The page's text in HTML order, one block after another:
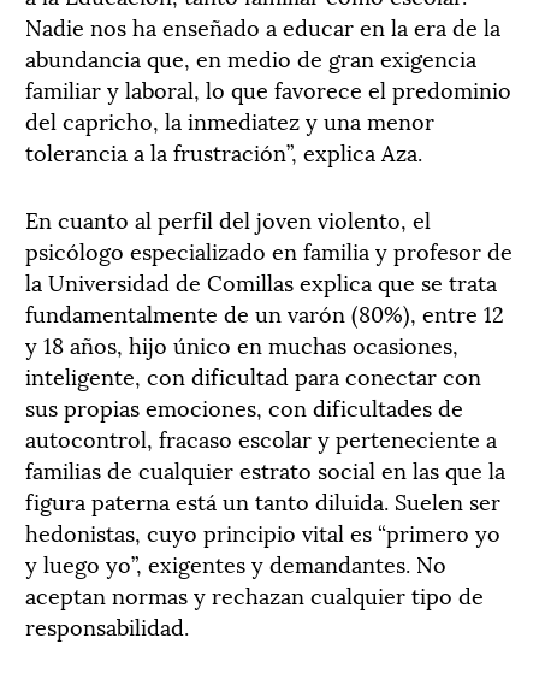
Nadie nos ha enseñado a educar en la era de la
abundancia que, en medio de gran exigencia
familiar y laboral, lo que favorece el predominio
del capricho, la inmediatez y una menor
tolerancia a la frustración”, explica Aza.
En cuanto al perfil del joven violento, el
psicólogo especializado en familia y profesor de
la Universidad de Comillas explica que se trata
fundamentalmente de un varón (80%), entre 12
y 18 años, hijo único en muchas ocasiones,
inteligente, con dificultad para conectar con
sus propias emociones, con dificultades de
autocontrol, fracaso escolar y perteneciente a
familias de cualquier estrato social en las que la
figura paterna está un tanto diluida. Suelen ser
hedonistas, cuyo principio vital es “primero yo
y luego yo”, exigentes y demandantes. No
aceptan normas y rechazan cualquier tipo de
responsabilidad.